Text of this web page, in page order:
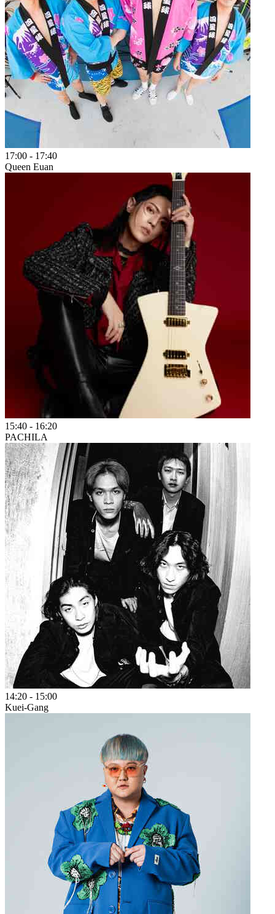
17:00 - 17:40
Queen Euan
15:40 - 16:20
PACHILA
14:20 - 15:00
Kuei-Gang